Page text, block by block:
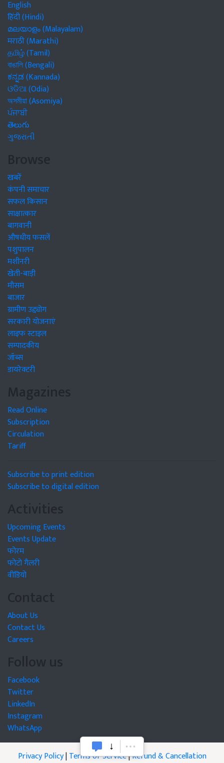
English
हिंदी (Hindi)
മലയാളം (Malayalam)
मराठी (Marathi)
தமிழ் (Tamil)
বাঙালি (Bengali)
ಕನ್ನಡ (Kannada)
ଓଡିଆ (Odia)
অসমীয়া (Asomiya)
ਪੰਜਾਬੀ
తెలుగు
ગુજરાતી
Browse
खबरें
कंपनी समाचार
सफल किसान
साक्षात्कार
बागवानी
औषधीय फसलें
पशुपालन
मशीनरी
खेती-बाड़ी
मौसम
बाजार
ग्रामीण उद्द्योग
सरकारी योजनाएं
लाइफ स्टाइल
सम्पादकीय
जॉब्स
डायरेक्टरी
Magazines
Read Online
Subscription
Circulation
Tariff
Subscribe to print edition
Subscribe to digital edition
Activities
Upcoming Events
Events Update
फोरम
फोटो गैलरी
वीडियो
Contact
About Us
Contact Us
Careers
Follow us
Facebook
Twitter
LinkedIn
Instagram
WhatsApp
Privacy Policy|Terms of Service|Refund & Cancellation